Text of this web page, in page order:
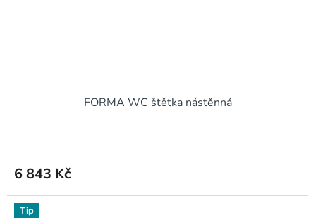
FORMA WC štětka nástěnná
6 843 Kč
Tip